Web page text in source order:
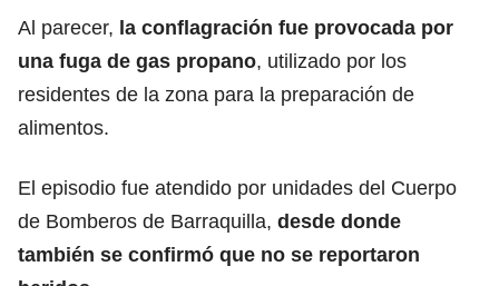
Al parecer, la conflagración fue provocada por
una fuga de gas propano, utilizado por los
residentes de la zona para la preparación de
alimentos.
El episodio fue atendido por unidades del Cuerpo
de Bomberos de Barraquilla, desde donde
también se confirmó que no se reportaron